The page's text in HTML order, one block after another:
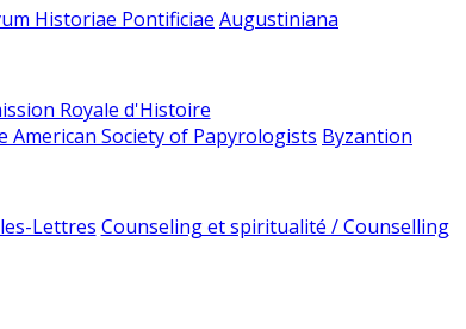
Historiae Pontificiae Augustiniana
Royale d'Histoire
American Society of Papyrologists Byzantion
Lettres Counseling et spiritualité / Counselling